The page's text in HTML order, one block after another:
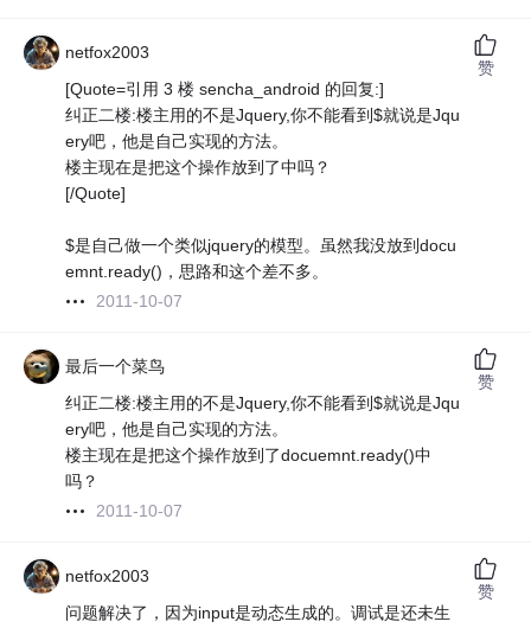
netfox2003
[Quote=引用 3 楼 sencha_android 的回复:]
纠正二楼:楼主用的不是Jquery,你不能看到$就说是Jqu
ery吧，他是自己实现的方法。
楼主现在是把这个操作放到了中吗？
[/Quote]
$是自己做一个类似jquery的模型。虽然我没放到docu
emnt.ready()，思路和这个差不多。
2011-10-07
赞
最后一个菜鸟
纠正二楼:楼主用的不是Jquery,你不能看到$就说是Jqu
ery吧，他是自己实现的方法。
楼主现在是把这个操作放到了docuemnt.ready()中
吗？
2011-10-07
赞
netfox2003
问题解决了，因为input是动态生成的。调试是还未生
赞